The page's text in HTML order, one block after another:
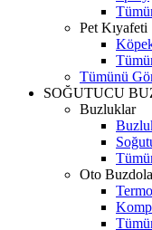
Pet Kıyafeti
Tümünü
SOĞUTUCU
Buzluklar
Oto